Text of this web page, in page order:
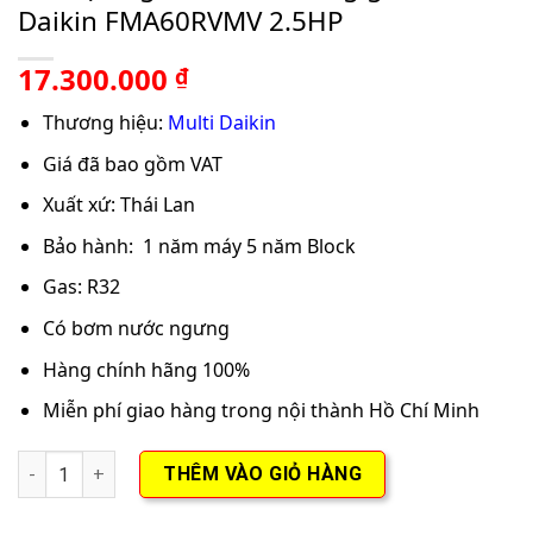
Daikin FMA60RVMV 2.5HP
17.300.000 ₫
Thương hiệu: Multi Daikin
Giá đã bao gồm VAT
Xuất xứ: Thái Lan
Bảo hành: 1 năm máy 5 năm Block
Gas: R32
Có bơm nước ngưng
Hàng chính hãng 100%
Miễn phí giao hàng trong nội thành Hồ Chí Minh
Dàn lạnh giấu trần nối ống gió multi Daikin FMA60RVMV
THÊM VÀO GIỎ HÀNG